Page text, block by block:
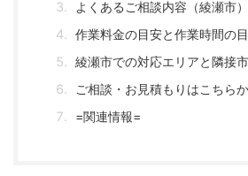
よくあるご相談内容（綾瀬市）
作業料金の目安と作業時間の
綾瀬市での対応エリアと隣接
ご相談・お見積もりはこちら
=関連情報=